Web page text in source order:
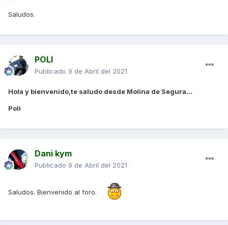
Saludos.
POLI
Publicado 9 de Abril del 2021
Hola y bienvenido,te saludo desde Molina de Segura...
Poli
Dani kym
Publicado 9 de Abril del 2021
Saludos. Bienvenido al foro.